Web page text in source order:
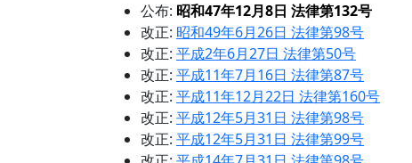
公布: 昭和47年12月8日 法律第132号
改正: 昭和49年6月26日 法律第98号
改正: 平成2年6月27日 法律第50号
改正: 平成11年7月16日 法律第87号
改正: 平成11年12月22日 法律第160号
改正: 平成12年5月31日 法律第98号
改正: 平成12年5月31日 法律第99号